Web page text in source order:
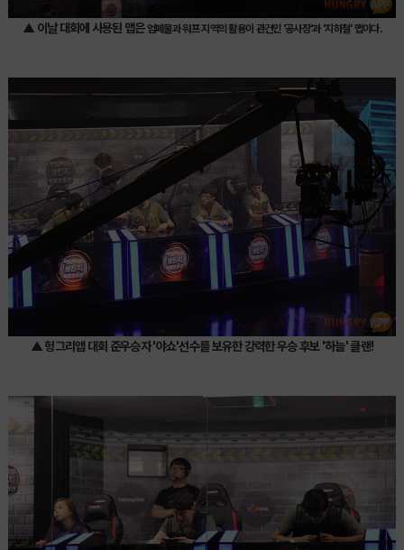
▲ 이날 대회에 사용된 맵은엄폐물과 워프 지역의 활용이 관건인 '공사장'과 '지하철' 맵이다.
▲ 헝그리앱 대회 준우승자 '야쇼'선수를 보유한 강력한 우승 후보 '하늘' 클랜!